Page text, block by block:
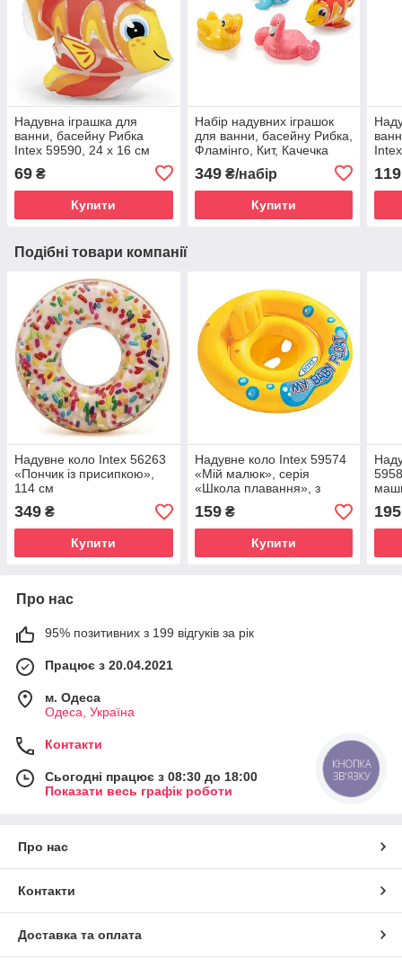
Надувна іграшка для
ванни, басейну Рибка
Intex 59590, 24 х 16 см
69 ₴
Купити
Набір надувних іграшок
для ванни, басейну Рибка,
Фламінго, Кит, Качечка
Intex 59590, 24 х 16 см, 4
шт
349₴/набір
Купити
119
Подібні товари компанії
Надувне коло Intex 56263
«Пончик із присипкою»,
114 см
349 ₴
Купити
Надувне коло Intex 59574
«Мій малюк», серія
«Школа плавання», з
трусиками, 67 см
159₴
Купити
х
195
Про нас
95% позитивних з 199 відгуків за рік
Працює з 20.04.2021
м. Одеса
Одеса, Україна
Контакти
Сьогодні працює з 08:30 до 18:00
Показати весь графік роботи
Про нас
Контакти
Доставка та оплата
КНОПКА
ЗВ'ЯЗКУ